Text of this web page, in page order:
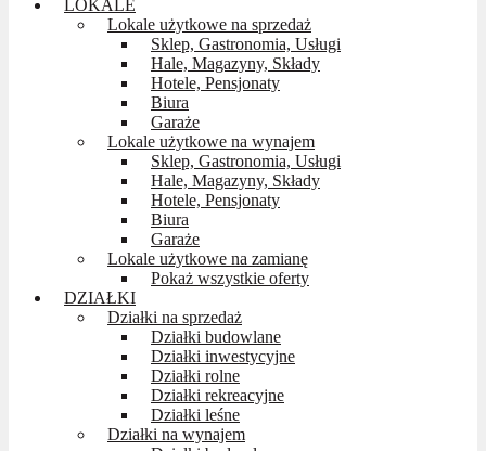
LOKALE
Lokale użytkowe na sprzedaż
Sklep, Gastronomia, Usługi
Hale, Magazyny, Składy
Hotele, Pensjonaty
Biura
Garaże
Lokale użytkowe na wynajem
Sklep, Gastronomia, Usługi
Hale, Magazyny, Składy
Hotele, Pensjonaty
Biura
Garaże
Lokale użytkowe na zamianę
Pokaż wszystkie oferty
DZIAŁKI
Działki na sprzedaż
Działki budowlane
Działki inwestycyjne
Działki rolne
Działki rekreacyjne
Działki leśne
Działki na wynajem